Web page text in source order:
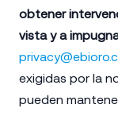
obtener
vista y a
exigidas por la
pueden